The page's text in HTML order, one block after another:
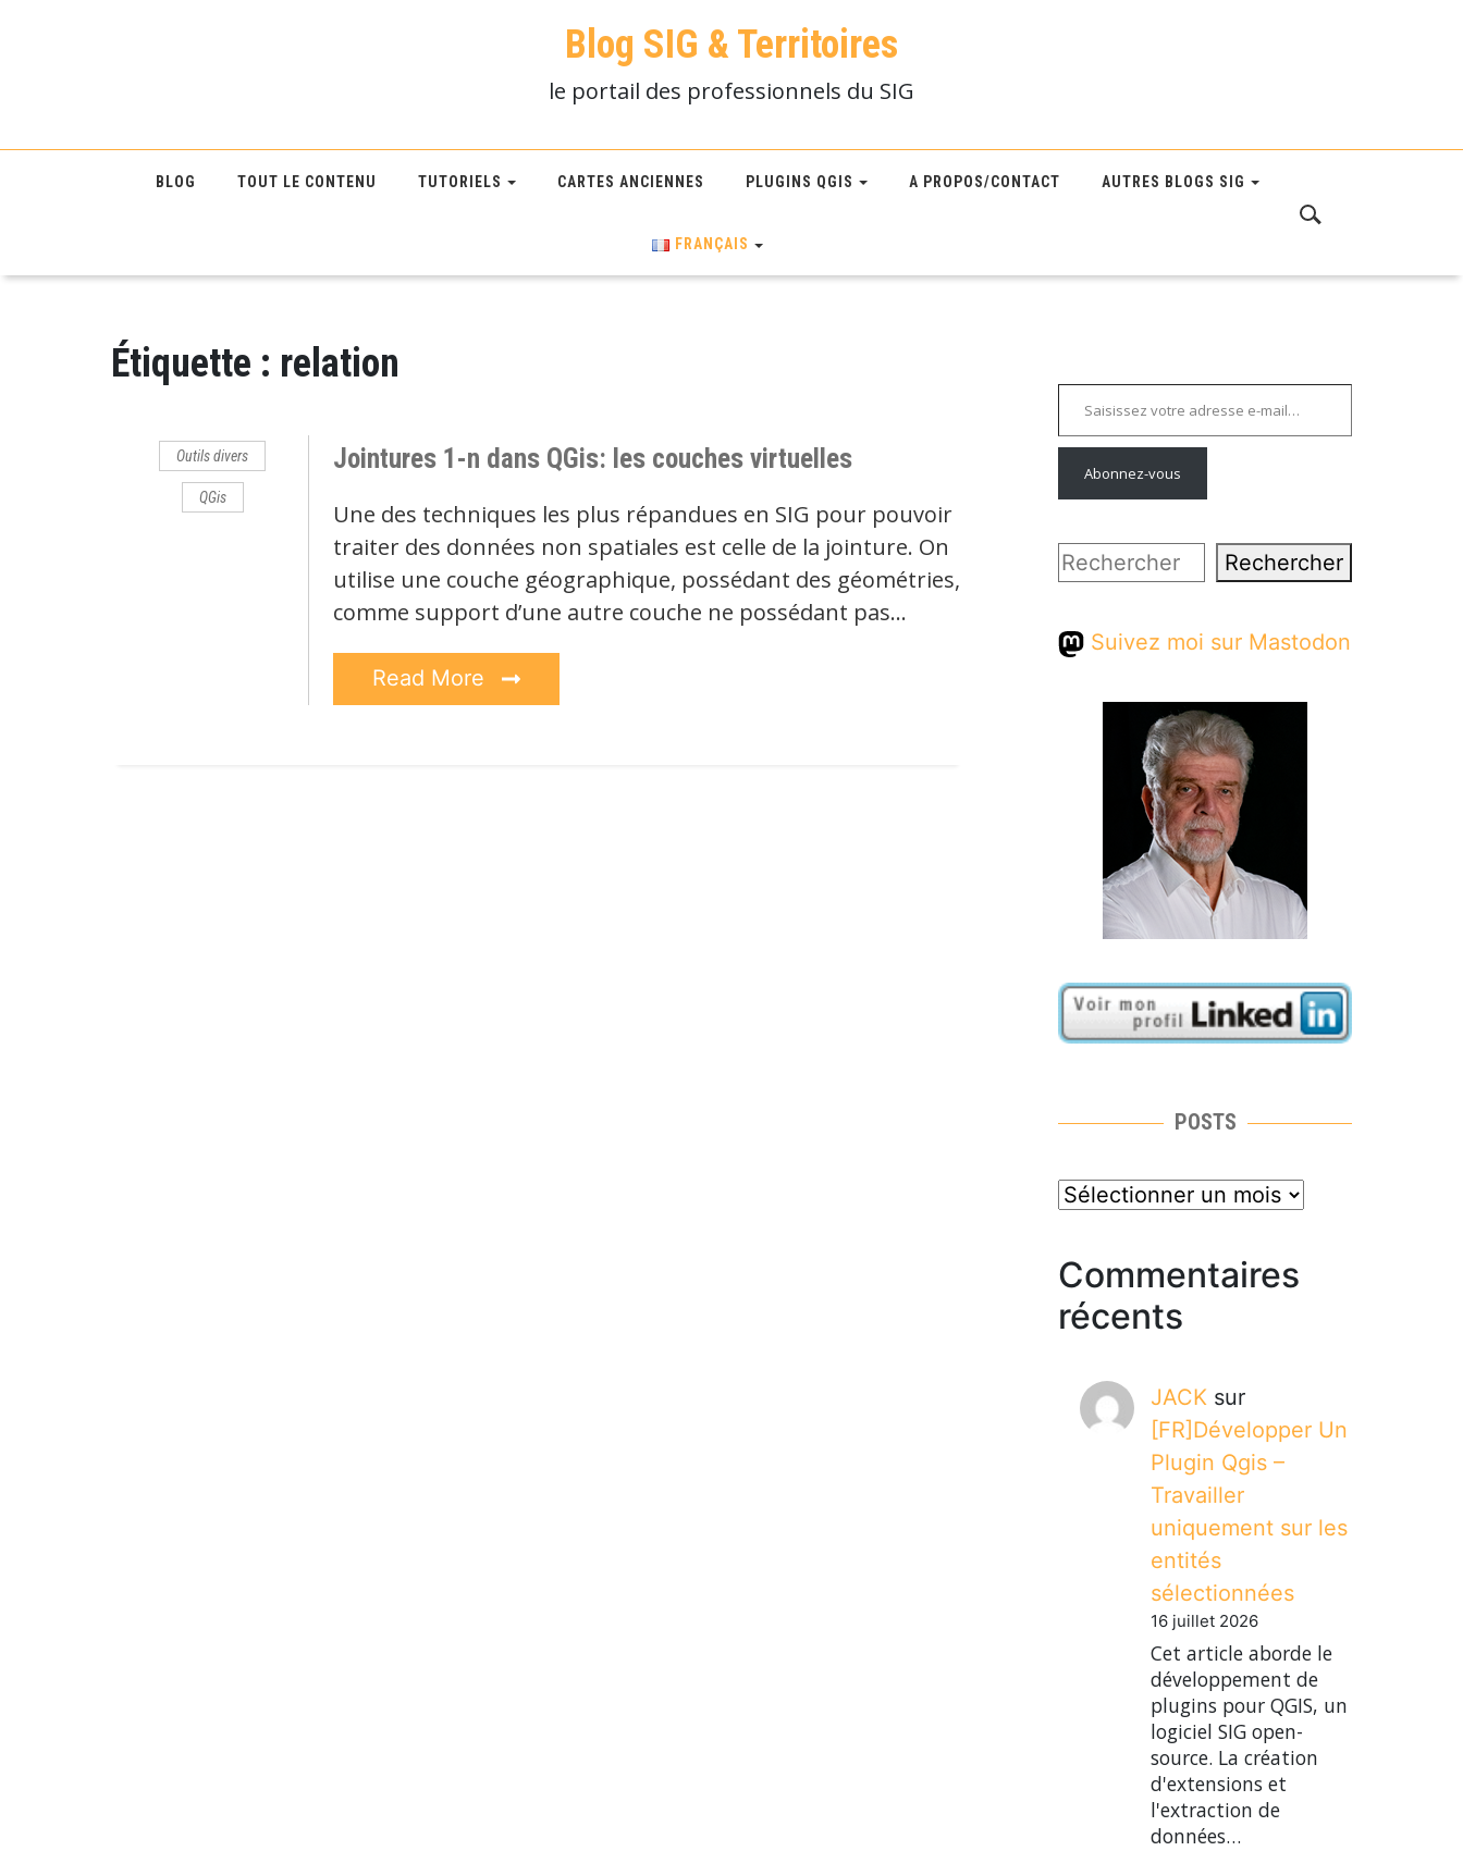
Blog SIG & Territoires
le portail des professionnels du SIG
BLOG TOUT LE CONTENU TUTORIELS CARTES ANCIENNES PLUGINS QGIS A PROPOS/CONTACT AUTRES BLOGS SIG
FRANÇAIS
Étiquette : relation
Outils divers
QGis
Jointures 1-n dans QGis: les couches virtuelles
Une des techniques les plus répandues en SIG pour pouvoir
traiter des données non spatiales est celle de la jointure. On
utilise une couche géographique, possédant des géométries,
comme support d’une autre couche ne possédant pas…
Read More
Saisissez votre adresse e-mail…
Abonnez-vous
Rechercher Rechercher
Suivez moi sur Mastodon
POSTS
posts
Commentaires
récents
JACK sur
[FR]Développer Un
Plugin Qgis –
Travailler
uniquement sur les
entités
sélectionnées
16 juillet 2026
Cet article aborde le
développement de
plugins pour QGIS, un
logiciel SIG open-
source. La création
d'extensions et
l'extraction de
données…